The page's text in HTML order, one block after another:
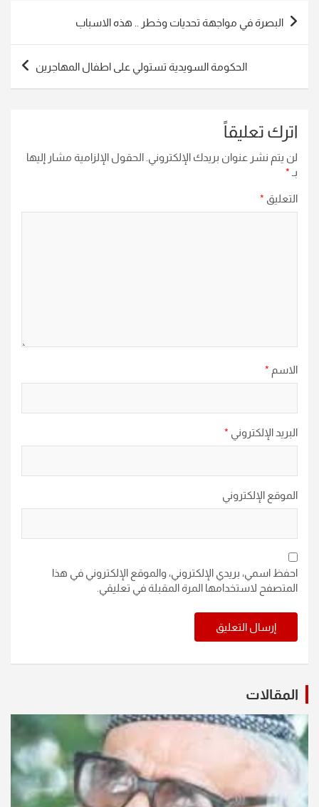
تصفّح
المقالات
البصرة في مواجهة تحديات وخطر .. هذه الاسباب
الحكومة السويدية تستولي على اطفال المهاجرين
اترك تعليقاً
لن يتم نشر عنوان بريدك الإلكتروني. الحقول الإلزامية مشار إليها
بـ *
التعليق *
الاسم *
البريد الإلكتروني *
الموقع الإلكتروني
احفظ اسمي، بريدي الإلكتروني، والموقع الإلكتروني في هذا
المتصفح لاستخدامها المرة المقبلة في تعليقي.
المقالات